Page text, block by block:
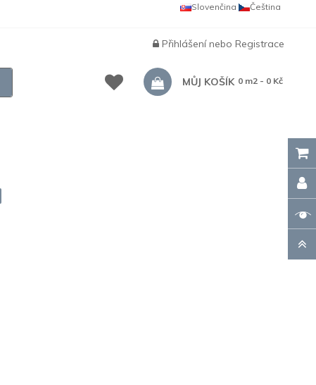
Čeština
Slovenčina
Přihlášenínebo Registrace
MŮJ KOŠÍK 0 m2 - 0 Kč